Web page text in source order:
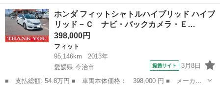
高知 高知市 フィット
ホンダ フィットシャトルハイブリッド ハイブ
リッド－Ｃ ナビ・バックカメラ・Ｅ…
398,000円
フィット
95,146km
2013年
愛媛県 今治市
提携サイト 3月8日
■ 支払総額: 54.8万円 ■ 車両本体価格： 398,000 円 ■ メーカー